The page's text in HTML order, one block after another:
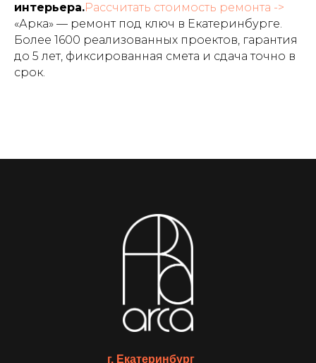
интерьера.Рассчитать стоимость ремонта ->
«Арка» — ремонт под ключ в Екатеринбурге.
Более 1600 реализованных проектов, гарантия
до 5 лет, фиксированная смета и сдача точно в
срок.
г. Екатеринбург